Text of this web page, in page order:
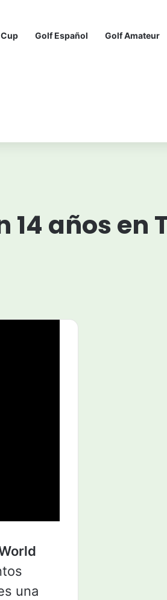
Golf Español Golf Amateur
14 años en
una